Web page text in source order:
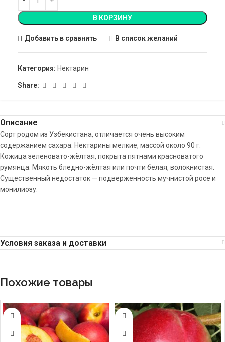
В КОРЗИНУ
Добавить в сравнить В список желаний
Категория: Нектарин
Share:
Описание
Сорт родом из Узбекистана, отличается очень высоким
содержанием сахара. Нектарины мелкие, массой около 90 г.
Кожица зеленовато-жёлтая, покрыта пятнами красноватого
румянца. Мякоть бледно-жёлтая или почти белая, волокнистая.
Существенный недостаток — подверженность мучнистой росе и
монилиозу.
Условия заказа и доставки
Похожие товары